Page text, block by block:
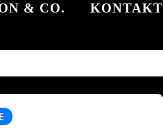
& CO. KONTAKT